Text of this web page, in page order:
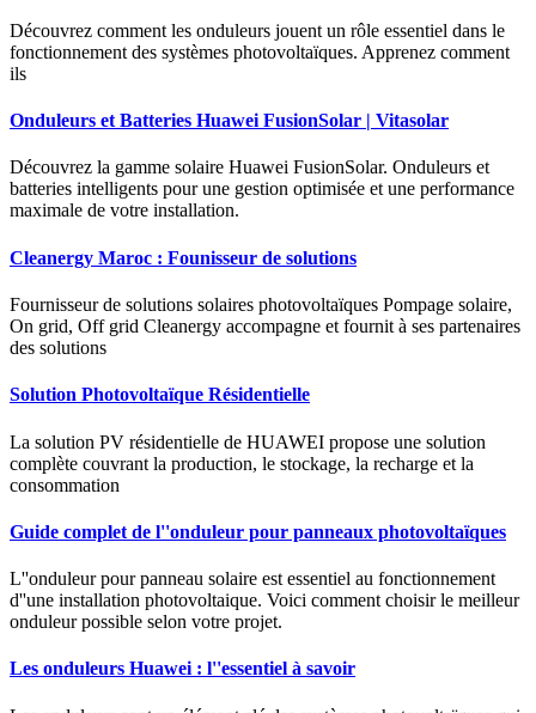
Découvrez comment les onduleurs jouent un rôle essentiel dans le
fonctionnement des systèmes photovoltaïques. Apprenez comment
ils
Onduleurs et Batteries Huawei FusionSolar | Vitasolar
Découvrez la gamme solaire Huawei FusionSolar. Onduleurs et
batteries intelligents pour une gestion optimisée et une performance
maximale de votre installation.
Cleanergy Maroc : Founisseur de solutions
Fournisseur de solutions solaires photovoltaïques Pompage solaire,
On grid, Off grid Cleanergy accompagne et fournit à ses partenaires
des solutions
Solution Photovoltaïque Résidentielle
La solution PV résidentielle de HUAWEI propose une solution
complète couvrant la production, le stockage, la recharge et la
consommation
Guide complet de l''onduleur pour panneaux photovoltaïques
L''onduleur pour panneau solaire est essentiel au fonctionnement
d''une installation photovoltaique. Voici comment choisir le meilleur
onduleur possible selon votre projet.
Les onduleurs Huawei : l''essentiel à savoir